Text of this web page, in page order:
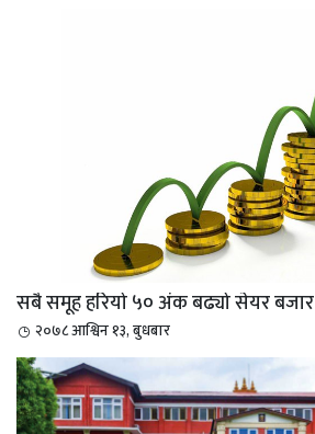
सबै समूह हरियो ५० अंक बढ्यो सेयर बजार
२०७८ आश्विन १३, बुधबार